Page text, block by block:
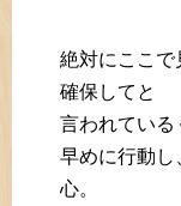
絶対にここで
確保してと
言われている
早めに行動し
心。